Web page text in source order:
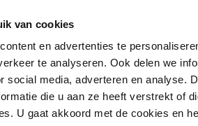
van cookies
en advertenties te
te analyseren. Ook delen we
social media, adverteren en analyse.
die u aan ze heeft verstrekt of
U gaat akkoord met de cookies en
NIEUWSBRIEF
DISCLAIMER
PRIVACY
TOEGANKELIJKHEID